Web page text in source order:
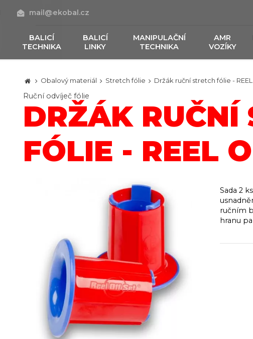
mail@ekobal.cz
BALICÍ
TECHNIKA
BALICÍ
LINKY
MANIPULAČNÍ
TECHNIKA
AMR
VOZÍKY
Obalový materiál Stretch fólie Držák ruční stretch fólie - REEL
Ruční odvíječ fólie
DRŽÁK RUČNÍ
FÓLIE - REEL
Sada 2
ručním
hranu